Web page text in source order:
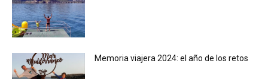
Memoria viajera 2024: el año de los retos